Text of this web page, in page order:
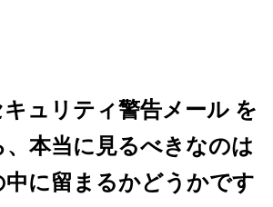
キュリティ警告メール を
本当に見るべきなのは
に留まるかどうかです